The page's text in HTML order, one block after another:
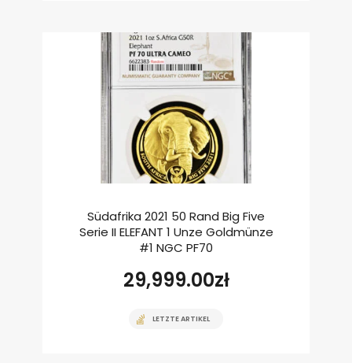
Südafrika 2021 50 Rand Big Five
Serie II ELEFANT 1 Unze Goldmünze
#1 NGC PF70
29,999.00zł
LETZTE ARTIKEL